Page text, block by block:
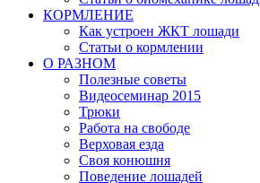
КОРМЛЕНИЕ
Как устроен ЖКТ лошади
Статьи о кормлении
О РАЗНОМ
Полезные советы
Видеосеминар 2015
Трюки
Работа на свободе
Верховая езда
Своя конюшня
Поведение лошадей